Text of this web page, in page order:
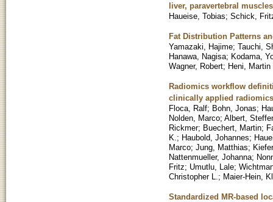
liver, paravertebral
Haueise, Tobias; Schick,
Fat Distribution Patterns
Yamazaki, Hajime; Tauchi,
Hanawa, Nagisa; Kodama,
Wagner, Robert; Heni, Martin
Radiomics workflow
clinically applied radiomics
Floca, Ralf; Bohn, Jonas;
Nolden, Marco; Albert,
Rickmer; Buechert, Martin;
K. ; Haubold, Johannes;
Marco; Jung, Matthias;
Nattenmueller, Johanna;
Fritz; Umutlu, Lale;
Christopher L. ; Maier-Hein,
Standardized MR-based